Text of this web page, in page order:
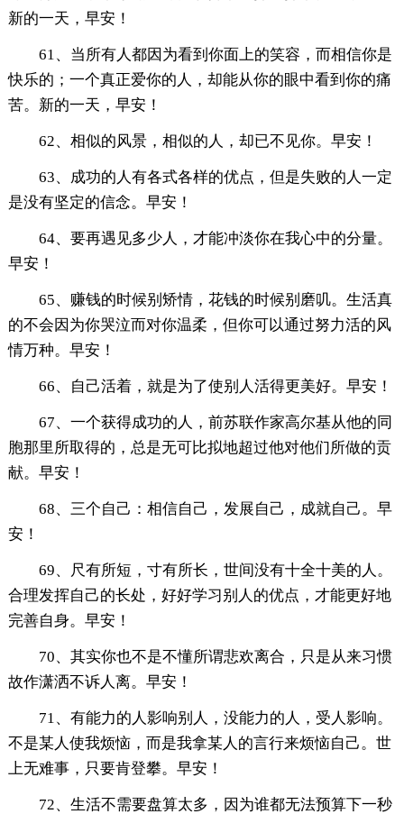
新的一天，早安！
61、当所有人都因为看到你面上的笑容，而相信你是
快乐的；一个真正爱你的人，却能从你的眼中看到你的痛
苦。新的一天，早安！
62、相似的风景，相似的人，却已不见你。早安！
63、成功的人有各式各样的优点，但是失败的人一定
是没有坚定的信念。早安！
64、要再遇见多少人，才能冲淡你在我心中的分量。
早安！
65、赚钱的时候别矫情，花钱的时候别磨叽。生活真
的不会因为你哭泣而对你温柔，但你可以通过努力活的风
情万种。早安！
66、自己活着，就是为了使别人活得更美好。早安！
67、一个获得成功的人，前苏联作家高尔基从他的同
胞那里所取得的，总是无可比拟地超过他对他们所做的贡
献。早安！
68、三个自己：相信自己，发展自己，成就自己。早
安！
69、尺有所短，寸有所长，世间没有十全十美的人。
合理发挥自己的长处，好好学习别人的优点，才能更好地
完善自身。早安！
70、其实你也不是不懂所谓悲欢离合，只是从来习惯
故作潇洒不诉人离。早安！
71、有能力的人影响别人，没能力的人，受人影响。
不是某人使我烦恼，而是我拿某人的言行来烦恼自己。世
上无难事，只要肯登攀。早安！
72、生活不需要盘算太多，因为谁都无法预算下一秒